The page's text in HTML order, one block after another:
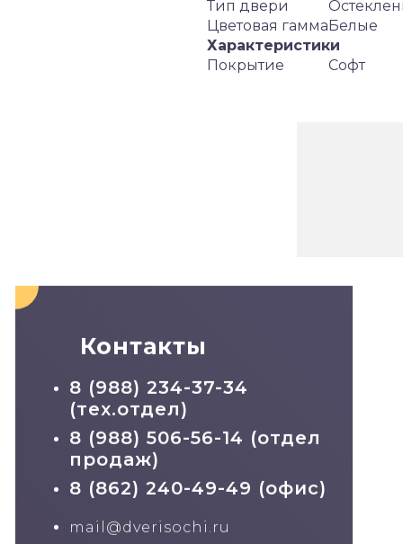
Тип двери
Цветовая гаммаБелые
Характеристики
Покрытие
Софт
Контакты
8 (988) 234-37-34
(тех.отдел)
8 (988) 506-56-14 (отдел
продаж)
8 (862) 240-49-49 (офис)
mail@dverisochi.ru